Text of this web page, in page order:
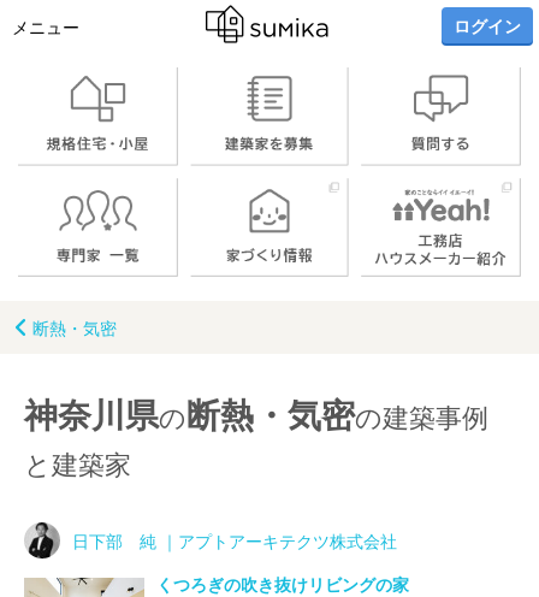
メニュー ログイン
断熱・気密
神奈川県の断熱・気密の建築事例
と建築家
日下部 純 ｜アプトアーキテクツ株式会社
くつろぎの吹き抜けリビングの家